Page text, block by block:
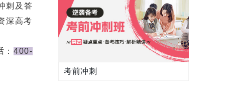
刺及答
深高考
400-
考前冲刺